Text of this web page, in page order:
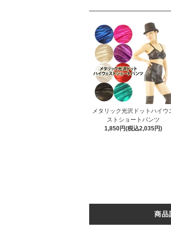
メタリック光沢ドットハイウ
ストショートパンツ
1,850円(税込2,035円)
商品